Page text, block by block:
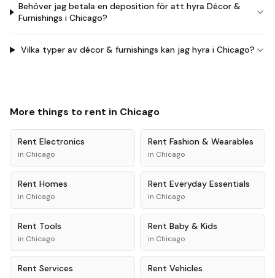
Behöver jag betala en deposition för att hyra Décor &
Furnishings i Chicago?
Vilka typer av décor & furnishings kan jag hyra i Chicago?
More things to rent in Chicago
Rent Electronics
in Chicago
Rent Fashion & Wearables
in Chicago
Rent Homes
in Chicago
Rent Everyday Essentials
in Chicago
Rent Tools
in Chicago
Rent Baby & Kids
in Chicago
Rent Services Rent Vehicles